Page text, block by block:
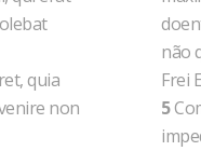
quia
non
não
Frei
5